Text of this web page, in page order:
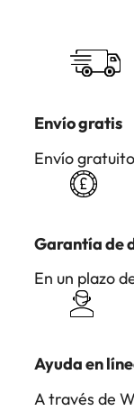
Envío gratis
Envío
Garantía de
En un plazo
Ayuda en
A través de